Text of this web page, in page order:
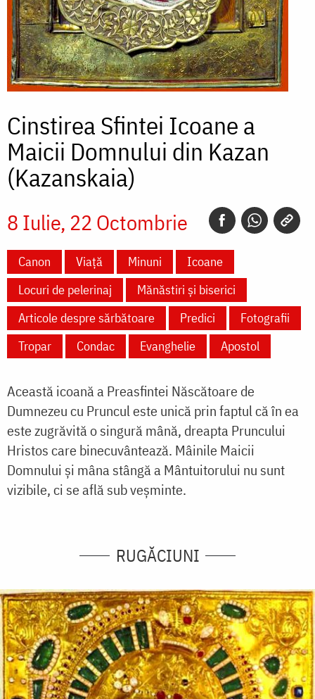
Cinstirea Sfintei Icoane a
Maicii Domnului din Kazan
(Kazanskaia)
8 Iulie 22 Octombrie
Canon Viață Minuni
Icoane
Locuri de pelerinaj
Mănăstiri și biserici
Articole despre sărbătoare
Predici
Fotografii
Tropar
Condac Evanghelie Apostol
Această icoană a Preasfintei Născătoare de
Dumnezeu cu Pruncul este unică prin faptul că în ea
este zugrăvită o singură mână, dreapta Pruncului
Hristos care binecuvântează. Mâinile Maicii
Domnului și mâna stângă a Mântuitorului nu sunt
vizibile, ci se află sub veșminte.
RUGĂCIUNI